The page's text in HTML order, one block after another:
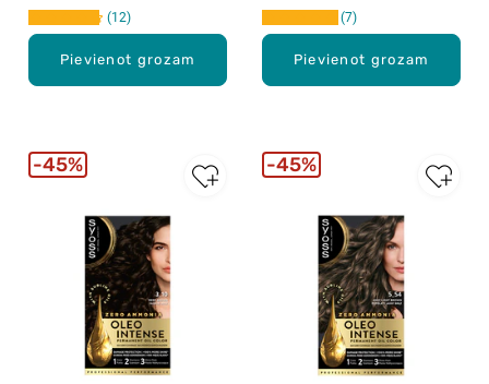
Pievienot grozam
12
Pievienot grozam
7
45% 45%